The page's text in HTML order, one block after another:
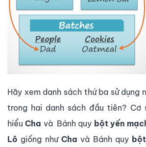
Hãy xem danh sách thứ ba sử dụng
trong hai danh sách đầu tiên? Cơ
hiểuCha và Bánh quy bột yến
Lô giống nhưCha và Bánh quy